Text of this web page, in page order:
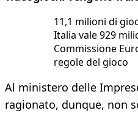
11,1 milioni di
Italia vale 929
Commissione
regole del gioco
Al ministero delle
ragionato, dunque, non